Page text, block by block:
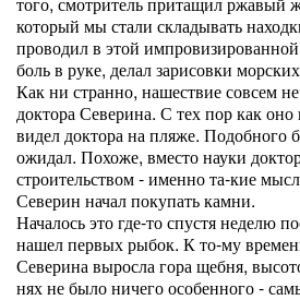
который мы стали складывать
проводил в этой
боль в руке, делал зарисовки
Как ни странно, нашествие совсем
доктора Северина. С тех пор как оно
видел доктора на пляже. Подобного
ожидал. Похоже, вместо науки
строительством - именно та-кие
Северин начал покупать камни.
Началось это где-то спустя неделю
нашел первых рыбок. К то-му
Северина выросла гора щебня,
нях не было ничего особенного -